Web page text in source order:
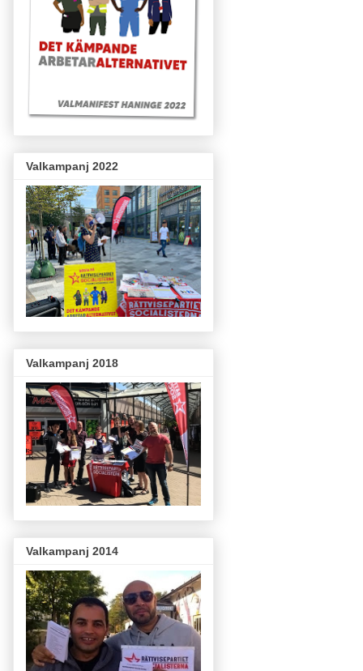
Valkampanj 2022
Valkampanj 2018
Valkampanj 2014